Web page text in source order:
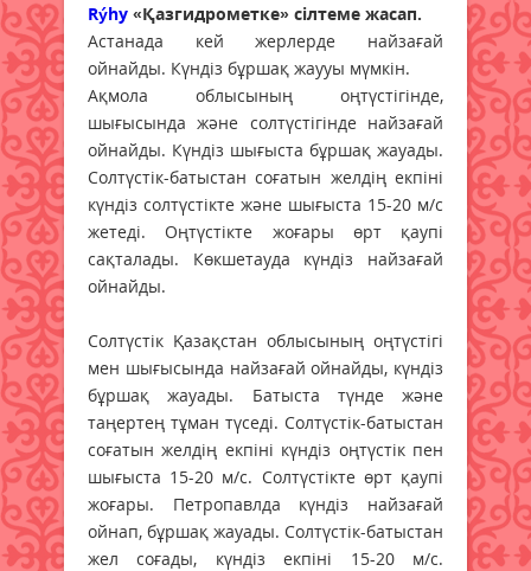
Rýhy «Қазгидрометке» сілтеме жасап.
Астанада кей жерлерде найзағай
ойнайды. Күндіз бұршақ жаууы мүмкін.
Ақмола облысының оңтүстігінде,
шығысында және солтүстігінде найзағай
ойнайды. Күндіз шығыста бұршақ жауады.
Солтүстік-батыстан соғатын желдің екпіні
күндіз солтүстікте және шығыста 15-20 м/с
жетеді. Оңтүстікте жоғары өрт қаупі
сақталады. Көкшетауда күндіз найзағай
ойнайды.
Солтүстік Қазақстан облысының оңтүстігі
мен шығысында найзағай ойнайды, күндіз
бұршақ жауады. Батыста түнде және
таңертең тұман түседі. Солтүстік-батыстан
соғатын желдің екпіні күндіз оңтүстік пен
шығыста 15-20 м/с. Солтүстікте өрт қаупі
жоғары. Петропавлда күндіз найзағай
ойнап, бұршақ жауады. Солтүстік-батыстан
жел соғады, күндіз екпіні 15-20 м/с.